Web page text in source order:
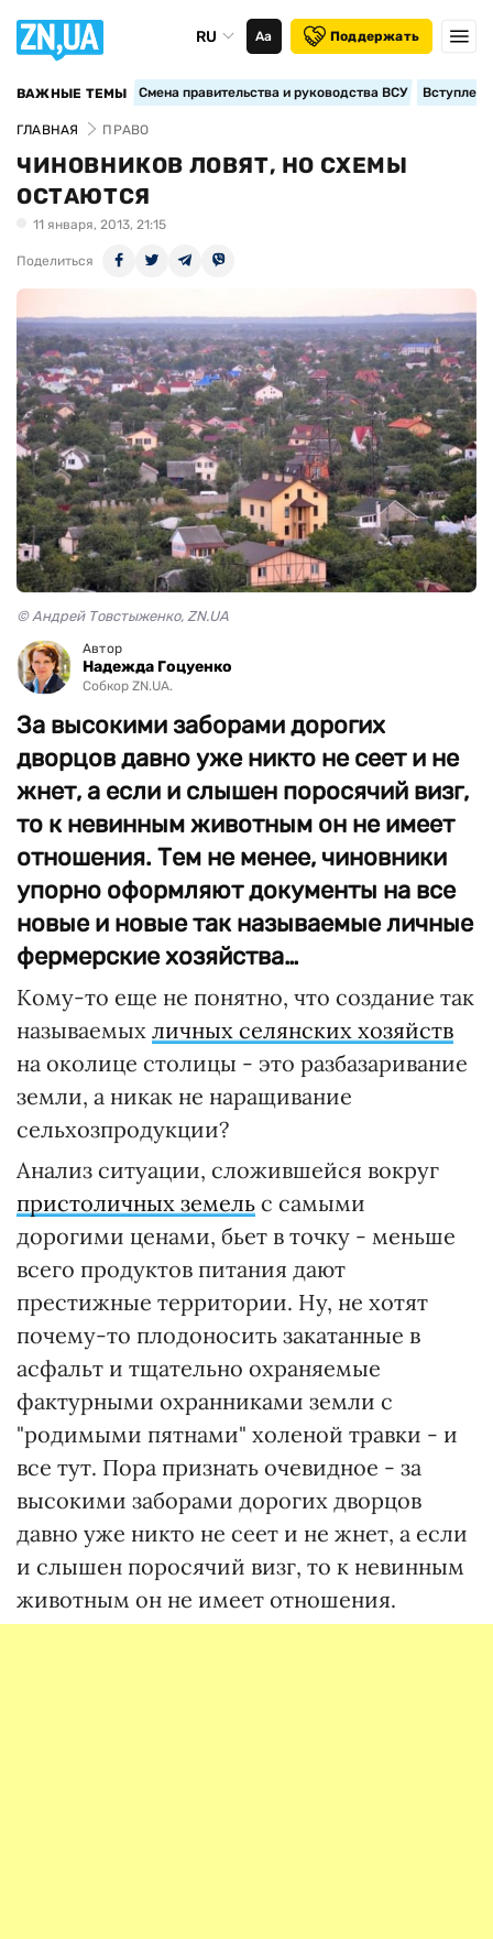
RU Аа Поддержать
ВАЖНЫЕ ТЕМЫ Смена правительства и руководства ВСУ
ГЛАВНАЯ ПРАВО
ЧИНОВНИКОВ ЛОВЯТ, НО СХЕМЫ
ОСТАЮТСЯ
11 января, 2013, 21:15
Поделиться
© Андрей Товстыженко, ZN.UA
Автор
Надежда Гоцуенко
Собкор ZN.UA.
За высокими заборами дорогих
дворцов давно уже никто не сеет и не
жнет, а если и слышен поросячий визг,
то к невинным животным он не имеет
отношения. Тем не менее, чиновники
упорно оформляют документы на все
новые и новые так называемые личные
фермерские хозяйства…
Кому-то еще не понятно, что создание так
называемых личных селянских хозяйств
на околице столицы - это разбазаривание
земли, а никак не наращивание
сельхозпродукции?
Анализ ситуации, сложившейся вокруг
пристоличных земель с самыми
дорогими ценами, бьет в точку - меньше
всего продуктов питания дают
престижные территории. Ну, не хотят
почему-то плодоносить закатанные в
асфальт и тщательно охраняемые
фактурными охранниками земли с
"родимыми пятнами" холеной травки - и
все тут. Пора признать очевидное - за
высокими заборами дорогих дворцов
давно уже никто не сеет и не жнет, а если
и слышен поросячий визг, то к невинным
животным он не имеет отношения.